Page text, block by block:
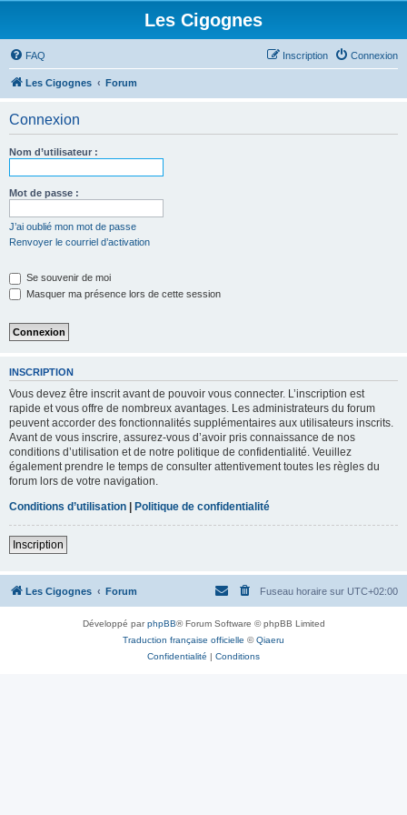
Les Cigognes
FAQ Connexion
Inscription
Les Cigognes Forum
Connexion
Nom d’utilisateur :
Mot de passe :
J’ai oublié mon mot de passe
Renvoyer le courriel d’activation
Se souvenir de moi
Masquer ma présence lors de cette session
INSCRIPTION
Vous devez être inscrit avant de pouvoir vous connecter. L’inscription est
rapide et vous offre de nombreux avantages. Les administrateurs du forum
peuvent accorder des fonctionnalités supplémentaires aux utilisateurs inscrits.
Avant de vous inscrire, assurez-vous d’avoir pris connaissance de nos
conditions d’utilisation et de notre politique de confidentialité. Veuillez
également prendre le temps de consulter attentivement toutes les règles du
forum lors de votre navigation.
Conditions d’utilisation | Politique de confidentialité
Inscription
Les Cigognes Forum Fuseau horaire sur UTC+02:00
Développé parphpBB® Forum Software © phpBB Limited
Traduction française officielle ©Qiaeru
Confidentialité | Conditions